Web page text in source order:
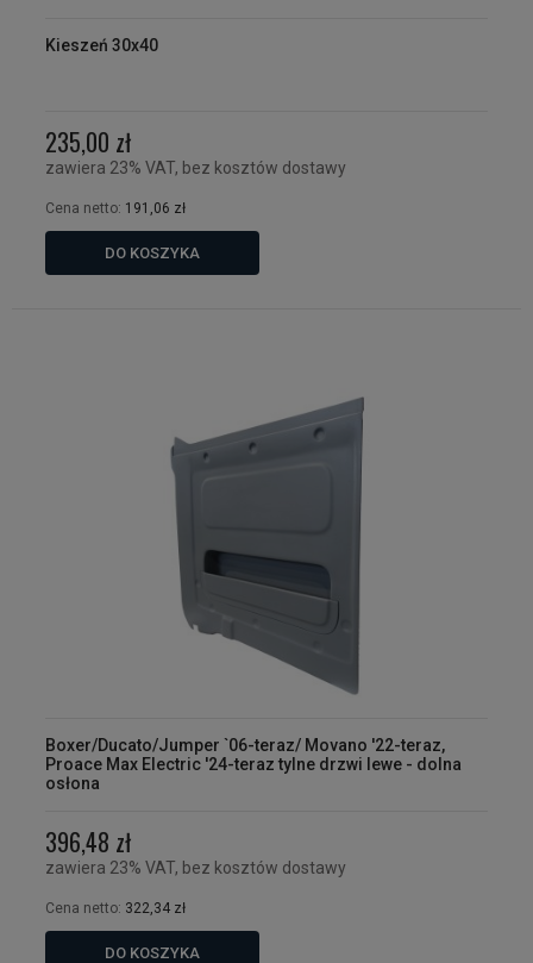
Kieszeń 30x40
235,00 zł
zawiera 23% VAT, bez kosztów dostawy
Cena netto: 191,06 zł
DO KOSZYKA
Boxer/Ducato/Jumper `06-teraz/ Movano '22-teraz,
Proace Max Electric '24-teraz tylne drzwi lewe - dolna
osłona
396,48 zł
zawiera 23% VAT, bez kosztów dostawy
Cena netto: 322,34 zł
DO KOSZYKA